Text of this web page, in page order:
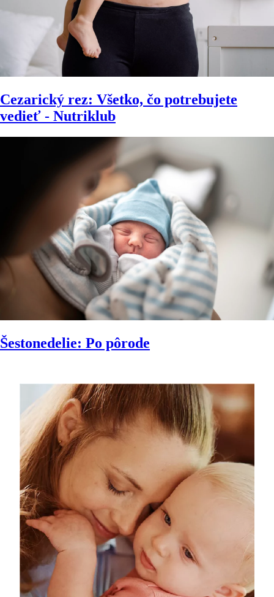
Cezarický rez: Všetko, čo potrebujete
vedieť - Nutriklub
Šestonedelie: Po pôrode